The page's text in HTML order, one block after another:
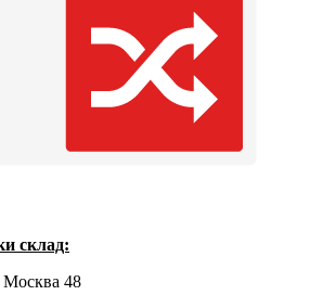
склад:
Москва 48